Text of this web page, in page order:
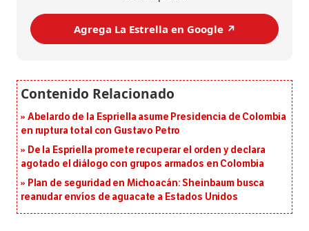
Agrega La Estrella en Google ↗️
Abelardo de la Espriella asume Presidencia de Colombia
en ruptura total con Gustavo Petro
De la Espriella promete recuperar el orden y declara
agotado el diálogo con grupos armados en Colombia
Plan de seguridad en Michoacán: Sheinbaum busca
reanudar envíos de aguacate a Estados Unidos